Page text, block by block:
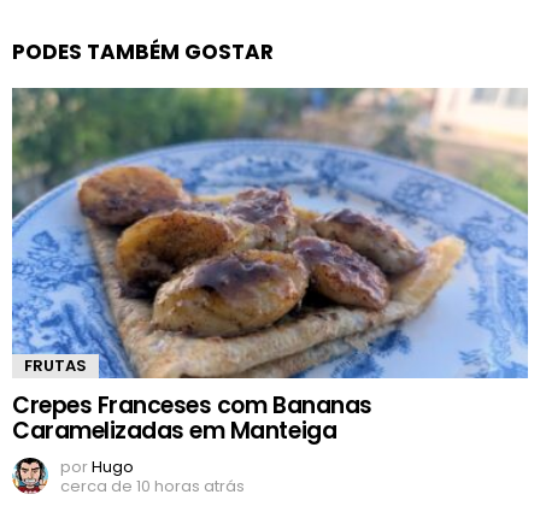
PODES TAMBÉM GOSTAR
FRUTAS
Crepes Franceses com Bananas
Caramelizadas em Manteiga
porHugo
cerca de 10 horas atrás